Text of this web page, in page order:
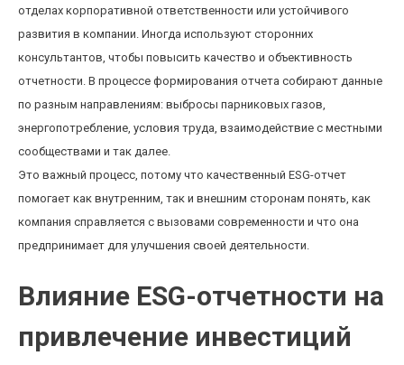
отделах корпоративной ответственности или устойчивого
развития в компании. Иногда используют сторонних
консультантов, чтобы повысить качество и объективность
отчетности. В процессе формирования отчета собирают данные
по разным направлениям: выбросы парниковых газов,
энергопотребление, условия труда, взаимодействие с местными
сообществами и так далее.
Это важный процесс, потому что качественный ESG-отчет
помогает как внутренним, так и внешним сторонам понять, как
компания справляется с вызовами современности и что она
предпринимает для улучшения своей деятельности.
Влияние ESG-отчетности на
привлечение инвестиций